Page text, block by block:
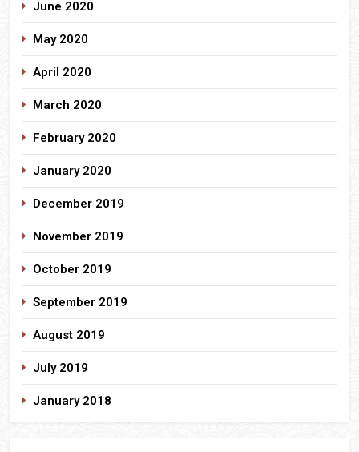
June 2020
May 2020
April 2020
March 2020
February 2020
January 2020
December 2019
November 2019
October 2019
September 2019
August 2019
July 2019
January 2018